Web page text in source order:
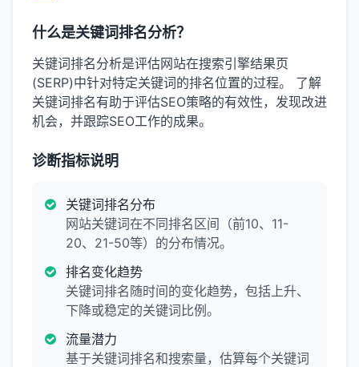
什么是关键词排名分析？
关键词排名分析是评估网站在搜索引擎结果页
(SERP)中针对特定关键词的排名位置的过程。 了解
关键词排名有助于评估SEO策略的有效性，发现改进
机会，并跟踪SEO工作的成果。
诊断指标说明
关键词排名分布
网站关键词在不同排名区间（前10、11-
20、21-50等）的分布情况。
排名变化趋势
关键词排名随时间的变化趋势，包括上升、
下降或稳定的关键词比例。
流量潜力
基于关键词排名和搜索量，估算每个关键词